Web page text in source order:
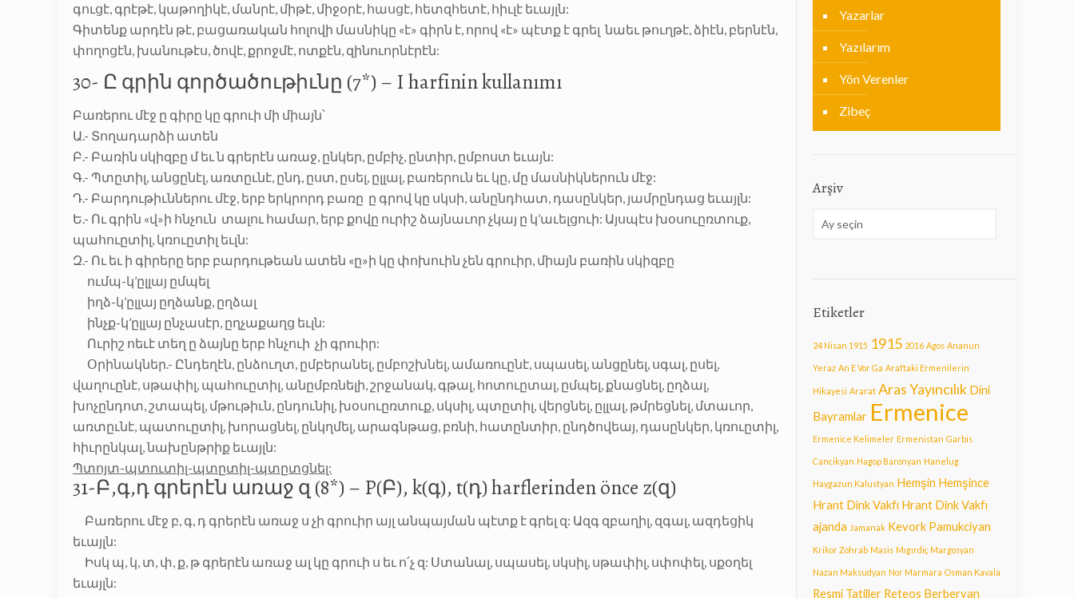
գուցէ, գրէթէ, կաթողիկէ, մանրէ, միթէ, միջօրէ, հասցէ, հետզհետէ, հիւլէ եւայլն:
Գիտենք արդէն թէ, բացառական հոլովի մասնիկը «է» գիրն է, որով «է» պէտք է գրել նաեւ թուղթէ, ձիէն, բերնէն,
փողոցէն, խանութէս, ծովէ, քրոջմէ, ոտքէն, զինուորնէրէն:
30- Ը գրին գործածութիւնը (7*) – I harfinin kullanımı
Բառերու մէջ ը գիրը կը գրուի մի միայն՝
Ա.- Տողադարձի ատեն
Բ.- Բառին սկիզբը մ եւ ն գրերէն առաջ, ընկեր, ըմբիչ, ընտիր, ըմբոստ եւայն:
Գ.- Պտըտիլ, անցընէլ, առտըւնէ, ընդ, ըստ, ըսել, ըլլալ, բառերուն եւ կը, մը մասնիկներուն մէջ:
Դ.- Բարդութիւններու մէջ, երբ երկրորդ բառը ը գրով կը սկսի, անընդհատ, դասընկեր, յամրընդաց եւայլն:
Ե.- Ու գրին «վ»ի հնչուն տալու համար, երբ քովը ուրիշ ձայնաւոր չկայ ը կ’աւելցուի: Այսպէս խօսուըռտուք,
պահուըտիլ, կռուըտիլ եւլն:
Զ.- Ու եւ ի գիրերը երբ բարդութեան ատեն «ը»ի կը փոխուին չեն գրուիր, միայն բառին սկիզբը
ումպ-կ’ըլլայ ըմպել
իղձ-կ’ըլլայ ըղձանք, ըղձալ
ինչք-կ’ըլլայ ընչասէր, ըղչաքաղց եւլն:
Ուրիշ ոեւէ տեղ ը ձայնը երբ հնչուի չի գրուիր:
Օրինակներ.- Ընդեղէն, ընձուղտ, ըմբերանել, ըմբոշխնել, ամառուընէ, սպասել, անցընել, սգալ, ըսել,
վաղուընէ, սթափիլ, պահուըտիլ, անըմբռնելի, շրջանակ, գթալ, հոտուըտալ, ըմպել, քնացնել, ըղձալ,
խոչընդոտ, շտապել, մթութիւն, ընդունիլ, խօսուըռտուք, սկսիլ, պտըտիլ, վերցնել, ըլլալ, թմրեցնել, մտաւոր,
առտըւնէ, պատուըտիլ, խորացնել, ընկղմել, արագնթաց, բռնի, հատընտիր, ընդծովեայ, դասընկեր, կռուըտիլ,
հիւրընկալ, նախընթրիք եւայլն:
Պտոյտ-պտուտիլ-պտըտիլ-պտըտցնել:
31-Բ,գ,դ գրերէն առաջ զ (8*) – P(Բ), k(գ), t(դ) harflerinden önce z(զ)
Բառերու մէջ բ, գ, դ գրերէն առաջ ս չի գրուիր այլ անպայման պէտք է գրել զ: Ազգ զբաղիլ, զգալ, ազդեցիկ
եւայլն:
Իսկ պ, կ, տ, փ, ք, թ գրերէն առաջ ալ կը գրուի ս եւ ո՛չ զ: Ստանալ, սպասել, սկսիլ, սթափիլ, սփոփել, սքօղել
եւայլն:
Yazarlar
Yazılarım
Yön Verenler
Zibeç
Arşiv
Arşiv
Etiketler
24 Nisan 1915 1915 2016 Agos Ananun
Yeraz An E Vor Ga Araftaki Ermenilerin
Hikayesi Ararat Aras Yayıncılık Dini
Bayramlar Ermenice
Ermenice Kelimeler Ermenistan Garbis
Cancikyan Hagop Baronyan Hanelug
Haygazun Kalustyan Hemşin Hemşince
Hrant Dink Vakfı Hrant Dink Vakfı
ajanda Jamanak Kevork Pamukciyan
Krikor Zohrab Masis Mıgırdiç Margosyan
Nazan Maksudyan Nor Marmara Osman Kavala
Resmi Tatiller Reteos Berberyan